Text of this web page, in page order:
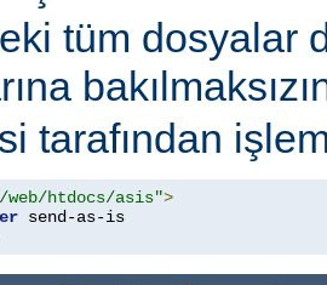
tüm dosyalar
tarafından
web/htdocs/asis">